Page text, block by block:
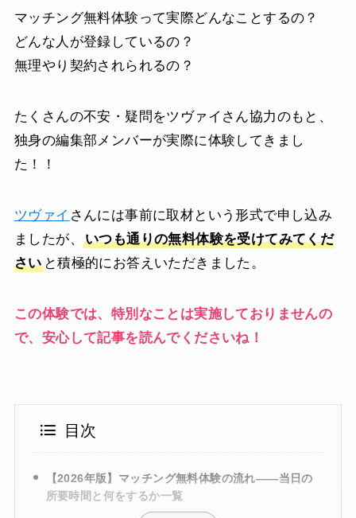
マッチング無料体験って実際どんなことするの？
どんな人が登録しているの？
無理やり契約されられるの？
たくさんの不安・疑問をツヴァイさん協力のもと、
独身の編集部メンバーが実際に体験してきまし
た！！
ツヴァイ さんには事前に取材という形式で申し込み
ましたが、
いつも通りの無料体験を受けてみてくだ
さいと積極的にお答えいただきました。
この体験では、特別なことは実施しておりませんの
で、安心して記事を読んでくださいね！
目次
【2026年版】マッチング無料体験の流れ——当日の
所要時間と何をするか一覧